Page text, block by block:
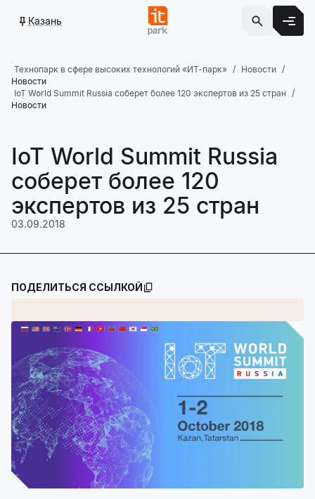
Казань
Технопарк в сфере высоких технологий «ИТ-парк»
Новости
Новости
IoT World Summit Russia соберет более 120 экспертов из 25 стран
Новости
IoT World Summit Russia
соберет более 120
экспертов из 25 стран
03.09.2018
ПОДЕЛИТЬСЯ ССЫЛКОЙ